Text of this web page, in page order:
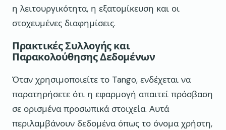
η λειτουργικότητα, η εξατομίκευση και οι
στοχευμένες διαφημίσεις.
Πρακτικές Συλλογής και
Παρακολούθησης Δεδομένων
Όταν χρησιμοποιείτε το Tango, ενδέχεται να
παρατηρήσετε ότι η εφαρμογή απαιτεί πρόσβαση
σε ορισμένα προσωπικά στοιχεία. Αυτά
περιλαμβάνουν δεδομένα όπως το όνομα χρήστη,